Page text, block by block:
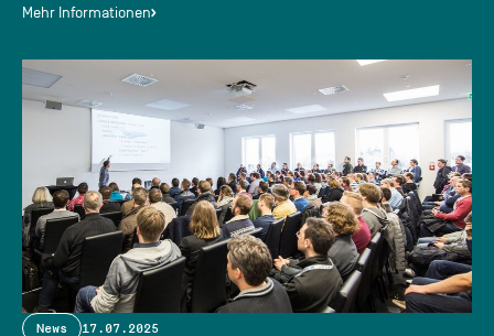
Mehr Informationen
News 17.07.2025